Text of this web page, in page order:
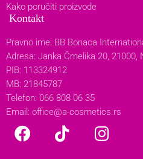
Kako poručiti proizvode
Kontakt
Pravno ime: BB Bonaca
Adresa: Janka Čmelika 20, 21000,
PIB: 113324912
MB: 21845787
Telefon: 066 808 06 35
Email: office@a-cosmetics.rs